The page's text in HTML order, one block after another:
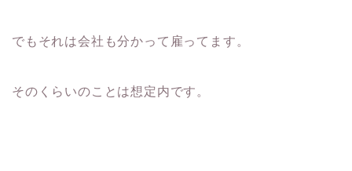
でもそれは会社も分かって雇ってます。
そのくらいのことは想定内です。